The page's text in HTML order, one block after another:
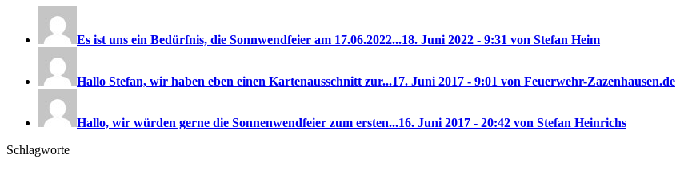
Es ist uns ein Bedürfnis, die Sonnwendfeier am 17.06.2022...18. Juni 2022 - 9:31 von Stefan Heim
Hallo Stefan, wir haben eben einen Kartenausschnitt zur...17. Juni 2017 - 9:01 von Feuerwehr-Zazenhausen.de
Hallo, wir würden gerne die Sonnenwendfeier zum ersten...16. Juni 2017 - 20:42 von Stefan Heinrichs
Schlagworte